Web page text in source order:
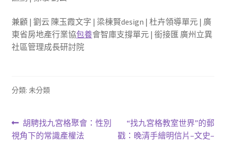
兼顧 | 劉云 陳玉霞文字 | 梁棟賢design | 杜卉領導單元 | 廣
東省房地產行業協包養會智庫支撐單元 | 銜接匯 廣州立異
社區管理成長研討院
分類: 未分類
文上
一
胡騁找九宮格聚會：性別
視角下的常識產權法
下
一
“找九宮格教室世界”的郵
戳：晚清手繪明信片–文史–